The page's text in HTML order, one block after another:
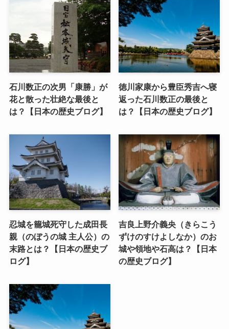
石川数正の次男「康勝」が
花と散った壮絶な最後と
は？【日本の歴史ブログ】
徳川家康から豊臣秀吉へ寝
返った石川数正の最後と
は？【日本の歴史ブログ】
忍城を籠城死守した成田長
親（のぼうの城 主人公）の
末路とは？【日本の歴史ブ
ログ】
吉良上野介義央（きらこう
ずけのすけよしなか）のお
城や領地や石高は？【日本
の歴史ブログ】